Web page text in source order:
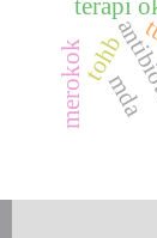
terapi
tohb
mda
merokok